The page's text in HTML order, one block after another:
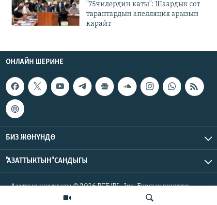
"75чилердин каты": Шаардык сот
тараптардын апелляция арызын
карайт
ОНЛАЙН ШЕРИНЕ
БИЗ ЖӨНҮНДӨ
"АЗАТТЫКТЫН" САНДЫГЫ
Азаттык үналгысы © 2026 RFE/RL, Inc. Бардык укуктар